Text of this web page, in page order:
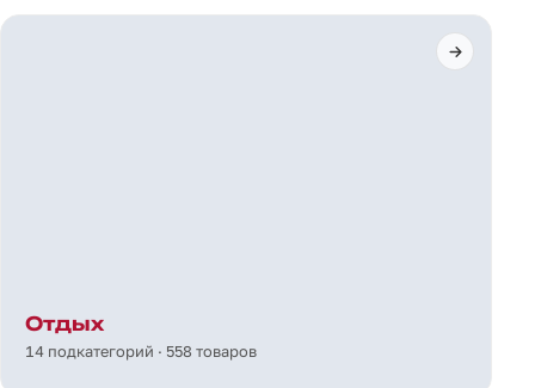
Отдых
14 подкатегорий · 558 товаров